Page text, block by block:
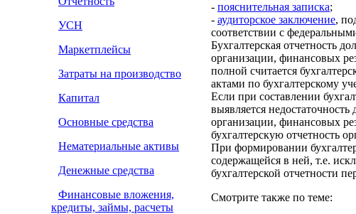
УСН
Маркетплейсы
Затраты на производство
Капитал
Основные средства
Нематериальные активы
Денежные средства
Финансовые вложения,
кредиты, займы, расчеты
- пояснительная записка;
- аудиторское заключение,
соответствии с
Бухгалтерская отчетность
организации, финансовых
полной считается
актами по бухгалтерскому
Если при составлении
выявляется
организации, финансовых
бухгалтерскую отчетность
При формировании
содержащейся в ней, т.е.
бухгалтерской отчетности
Смотрите также по теме: